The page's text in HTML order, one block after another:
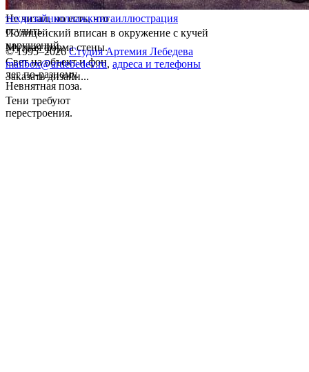
Не читал, но есть, что
осудить.
Полицейский вписан в окружение с кучей
нарушений.
Мутная форма стены.
Свет на объект и фон
лег по-разному.
Невнятная поза.
Тени требуют
перестроения.
техдизайнколлажкнигаиллюстрация
© 1995–2026 Студия Артемия Лебедева
mailbox@artlebedev.ru, адреса и телефоны
Заказать дизайн...